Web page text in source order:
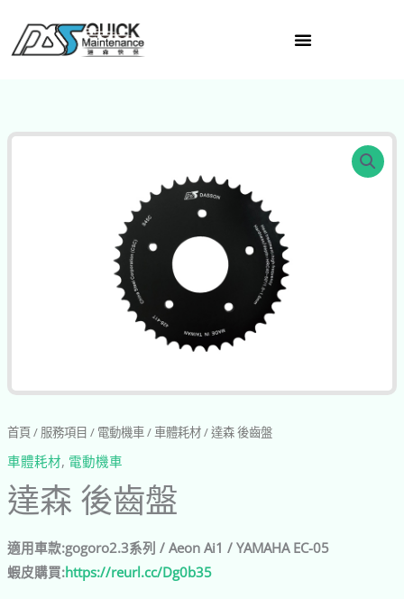
主
容
首頁/ 服務項目 / 電動機車/車體耗材/ 達森 後齒盤
車體耗材, 電動機車
達森 後齒盤
適用車款:gogoro2.3系列 / Aeon Ai1 / YAMAHA EC-05
蝦皮購買:https://reurl.cc/Dg0b35